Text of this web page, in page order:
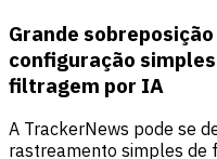
Grande
configuração
filtragem por IA
A TrackerNews pode se
rastreamento simples de